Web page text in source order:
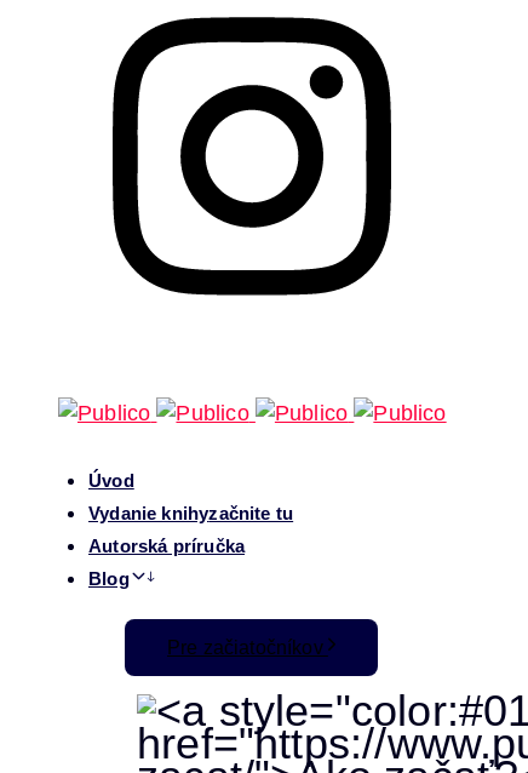
Úvod
Vydanie knihyzačnite tu
Autorská príručka
Blog
Pre začiatočníkov